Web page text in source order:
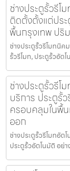
ช่างประตูรั้วรี
ติดตั้งตั้งแต่ปร
พื้นกรุงเทพ ปริ
ช่างประตูรั้วรีโมทนิ
รั้วรีโมท, ประตูรั้วอัต
ช่างประตูรั้วรีโ
บริการ ประตูรั้
ครอบคลุมในพื้
ออก
ช่างประตูรั้วรีโมทอัต
ประตูรั้วอัตโนมัติ อย่